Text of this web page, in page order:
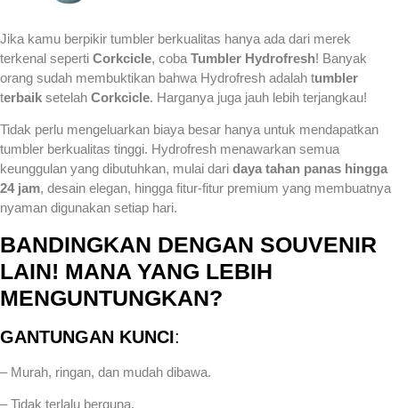
Jika kamu berpikir tumbler berkualitas hanya ada dari merek
terkenal seperti Corkcicle, coba Tumbler Hydrofresh! Banyak
orang sudah membuktikan bahwa Hydrofresh adalah tumbler
terbaik setelah Corkcicle. Harganya juga jauh lebih terjangkau!
Tidak perlu mengeluarkan biaya besar hanya untuk mendapatkan
tumbler berkualitas tinggi. Hydrofresh menawarkan semua
keunggulan yang dibutuhkan, mulai dari daya tahan panas hingga
24 jam, desain elegan, hingga fitur-fitur premium yang membuatnya
nyaman digunakan setiap hari.
BANDINGKAN DENGAN SOUVENIR
LAIN! MANA YANG LEBIH
MENGUNTUNGKAN?
GANTUNGAN KUNCI:
– Murah, ringan, dan mudah dibawa.
– Tidak terlalu berguna.